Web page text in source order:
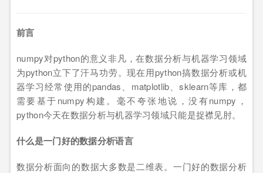
前言
numpy对python的意义非凡，在数据分析与机器学习领域
为python立下了汗马功劳。现在用python搞数据分析或机
器学习经常使用的pandas、matplotlib、sklearn等库，都
需要基于numpy构建。毫不夸张地说，没有numpy，
python今天在数据分析与机器学习领域只能是捉襟见肘。
什么是一门好的数据分析语言
数据分析面向的数据大多数是二维表。一门好的数据分析